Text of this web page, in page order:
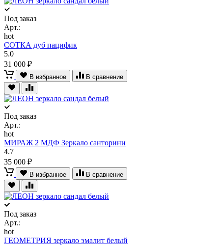
Под заказ
Арт.:
hot
СОТКА дуб пацифик
5.0
31 000 ₽
В избранное В сравнение
Под заказ
Арт.:
hot
МИРАЖ 2 МДФ Зеркало санторини
4.7
35 000 ₽
В избранное В сравнение
Под заказ
Арт.:
hot
ГЕОМЕТРИЯ зеркало эмалит белый